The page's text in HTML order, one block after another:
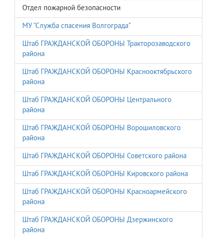
Отдел пожарной безопасности
МУ "Служба спасения Волгограда"
Штаб ГРАЖДАНСКОЙ ОБОРОНЫ Тракторозаводского
района
Штаб ГРАЖДАНСКОЙ ОБОРОНЫ Краснооктябрьского
района
Штаб ГРАЖДАНСКОЙ ОБОРОНЫ Центрального
района
Штаб ГРАЖДАНСКОЙ ОБОРОНЫ Ворошиловского
района
Штаб ГРАЖДАНСКОЙ ОБОРОНЫ Советского района
Штаб ГРАЖДАНСКОЙ ОБОРОНЫ Кировского района
Штаб ГРАЖДАНСКОЙ ОБОРОНЫ Красноармейского
района
Штаб ГРАЖДАНСКОЙ ОБОРОНЫ Дзержинского
района